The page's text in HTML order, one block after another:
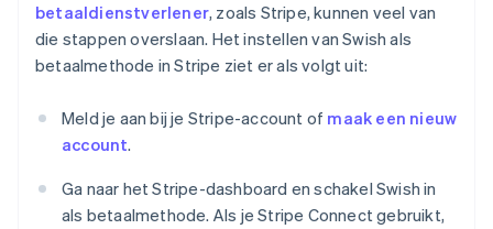
betaaldienstverlener, zoals Stripe, kunnen veel van
die stappen overslaan. Het instellen van Swish als
betaalmethode in Stripe ziet er als volgt uit:
Meld je aan bij je Stripe-account of maak een nieuw
account.
Ga naar het Stripe-dashboard en schakel Swish in
als betaalmethode. Als je Stripe Connect gebruikt,